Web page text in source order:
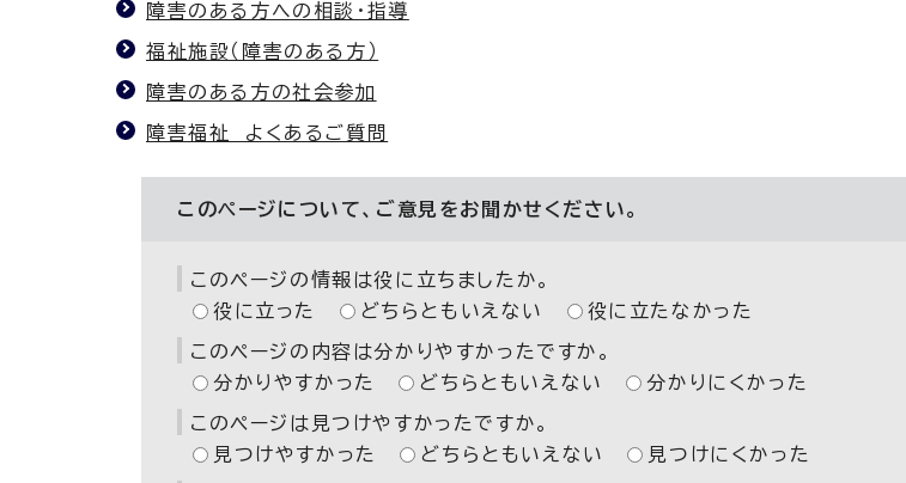
障害のある方への相談・指導
福祉施設（障害のある方）
障害のある方の社会参加
障害福祉 よくあるご質問
このページについて、ご意見をお聞かせください。
このページの情報は役に立ちましたか。
役に立った
どちらともいえない 役に立たなかった
このページの内容は分かりやすかったですか。
分かりやすかった
どちらともいえない 分かりにくかった
このページは見つけやすかったですか。
見つけやすかった
どちらともいえない 見つけにくかった